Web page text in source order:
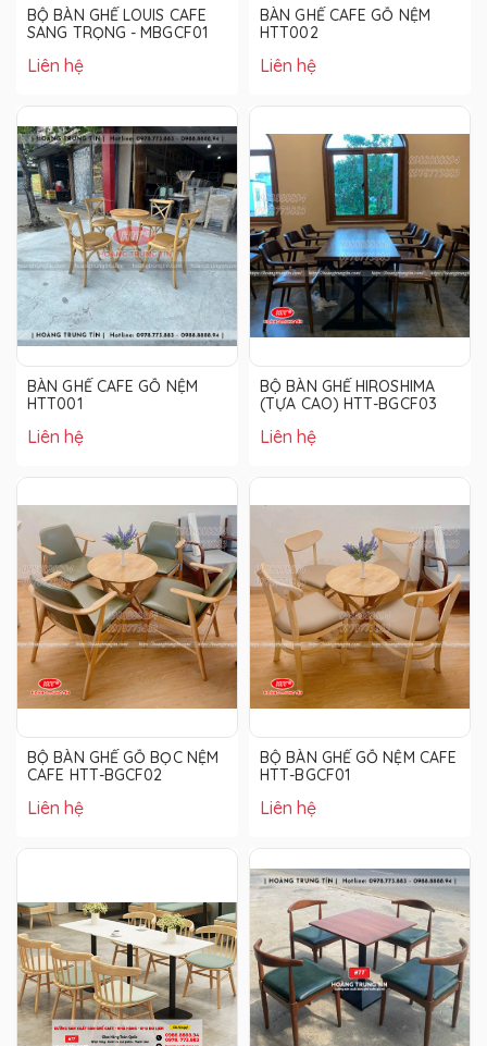
BỘ BÀN GHẾ LOUIS CAFE
SANG TRỌNG - MBGCF01
Liên hệ
BÀN GHẾ CAFE GỖ NỆM
HTT002
Liên hệ
BÀN GHẾ CAFE GỖ NỆM
HTT001
Liên hệ
BỘ BÀN GHẾ HIROSHIMA
(TỰA CAO) HTT-BGCF03
Liên hệ
BỘ BÀN GHẾ GỖ BỌC NỆM
CAFE HTT-BGCF02
Liên hệ
BỘ BÀN GHẾ GỖ NỆM CAFE
HTT-BGCF01
Liên hệ